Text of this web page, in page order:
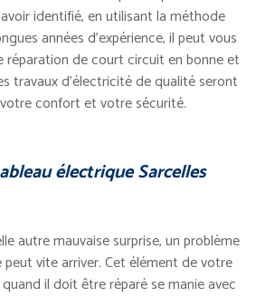
identifié, en utilisant la méthode
années d’expérience, il peut vous
réparation de court circuit en bonne et
travaux d’électricité de qualité seront
confort et votre sécurité.
électrique Sarcelles
autre mauvaise surprise, un problème
vite arriver. Cet élément de votre
il doit être réparé se manie avec